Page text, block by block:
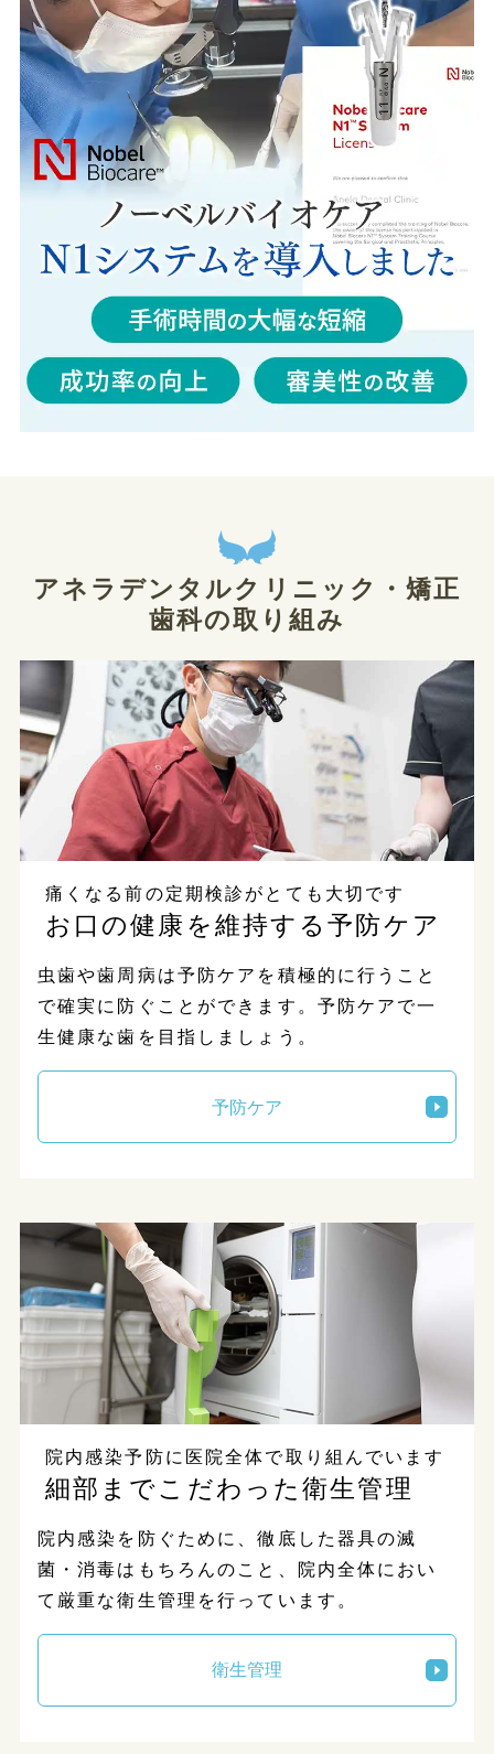
アネラデンタルクリニック・矯正
歯科の取り組み
痛くなる前の定期検診がとても大切です
お口の健康を維持する予防ケア
虫歯や歯周病は予防ケアを積極的に行うこと
で確実に防ぐことができます。予防ケアで一
生健康な歯を目指しましょう。
予防ケア
院内感染予防に医院全体で取り組んでいます
細部までこだわった衛生管理
院内感染を防ぐために、徹底した器具の滅
菌・消毒はもちろんのこと、院内全体におい
て厳重な衛生管理を行っています。
衛生管理